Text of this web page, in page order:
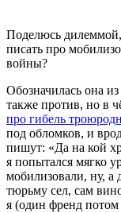
Поделюсь дилеммой,
писать про
войны?
Обозначилась она
также против, но в
про гибель
под обломков, и
пишут: «Да на кой
я попытался мягко
мобилизовали, ну,
тюрьму сел, сам
я (один френд потом